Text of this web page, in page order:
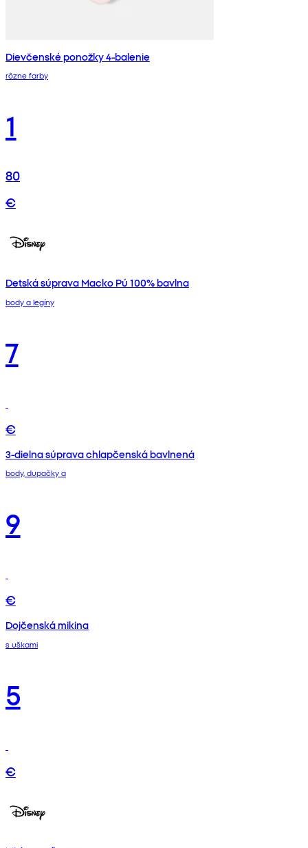
Dievčenské ponožky 4-balenie
rôzne farby
1
80
€
Detská súprava Macko Pú 100% bavlna
body a legíny
7
€
3-dielna súprava chlapčenská bavlnená
body, dupačky a
9
€
Dojčenská mikina
s uškami
5
€